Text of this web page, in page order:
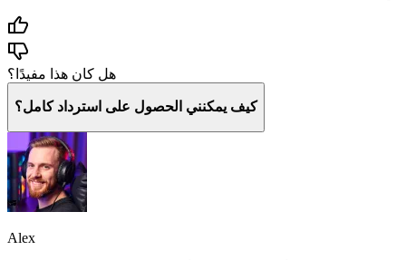
هل كان هذا مفيدًا؟
كيف يمكنني الحصول على استرداد كامل؟
Alex